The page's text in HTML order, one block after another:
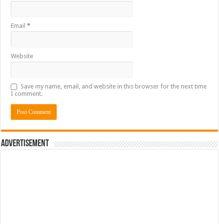
Email*
Website
Save my name, email, and website in this browser for the next time
I comment.
Advertisement